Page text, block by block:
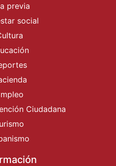
previa
social
Ciudadana